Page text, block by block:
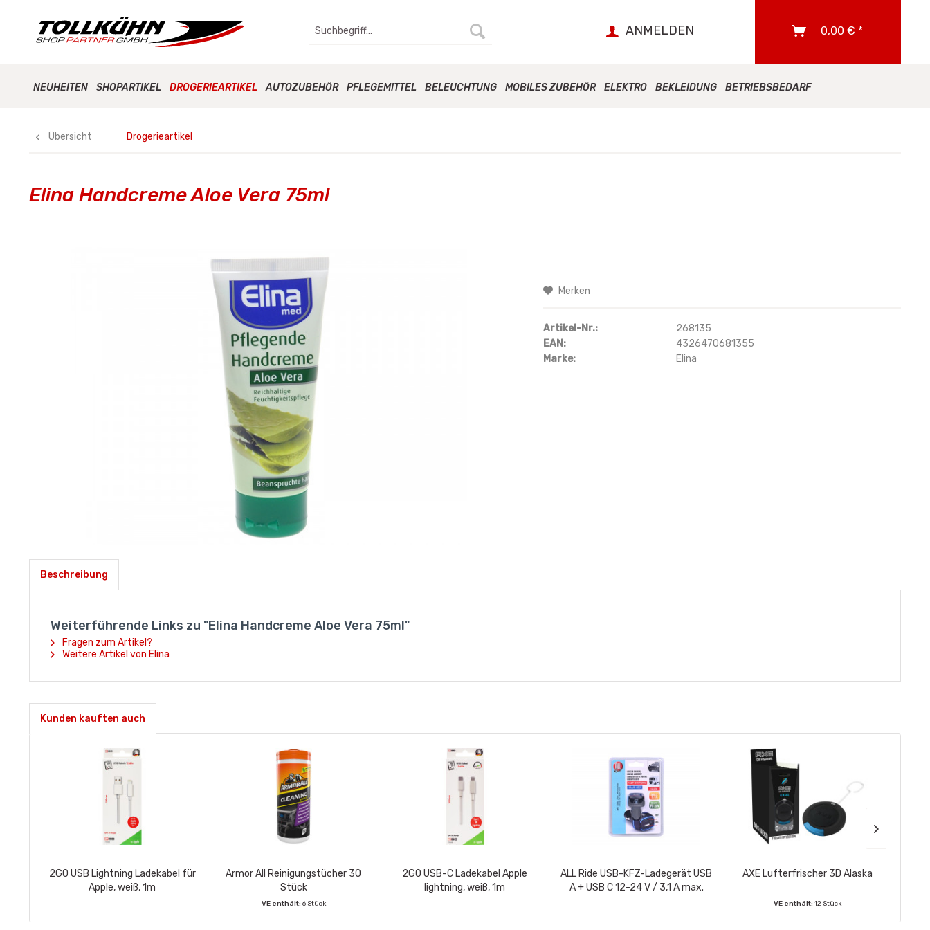
ANMELDEN 0,00 € *
NEUHEITEN SHOPARTIKEL DROGERIEARTIKEL AUTOZUBEHÖR PFLEGEMITTEL BELEUCHTUNG MOBILES ZUBEHÖR ELEKTRO BEKLEIDUNG BETRIEBSBEDARF
Übersicht Drogerieartikel
Elina Handcreme Aloe Vera 75ml
Merken
Artikel-Nr.:
268135
EAN:
4326470681355
Marke:
Elina
Beschreibung
Weiterführende Links zu "Elina Handcreme Aloe Vera 75ml"
Fragen zum Artikel?
Weitere Artikel von Elina
Kunden kauften auch
2GO USB Lightning Ladekabel für
Apple, weiß, 1m
Armor All Reinigungstücher 30
Stück
VE enthält: 6 Stück
2GO USB-C Ladekabel Apple
lightning, weiß, 1m
ALL Ride USB-KFZ-Ladegerät USB
A + USB C 12-24 V / 3,1 A max.
AXE Lufterfrischer 3D Alaska
VE enthält:12 Stück